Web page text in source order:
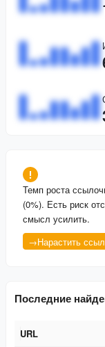
Темп роста
(0%). Есть риск
смысл усилить.
→Нарастить
Последние
URL